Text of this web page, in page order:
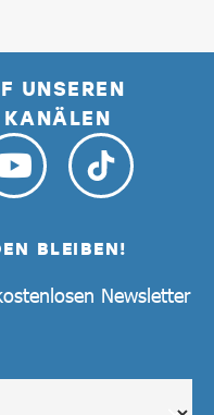
UNSEREN
BLEIBEN!
Newsletter